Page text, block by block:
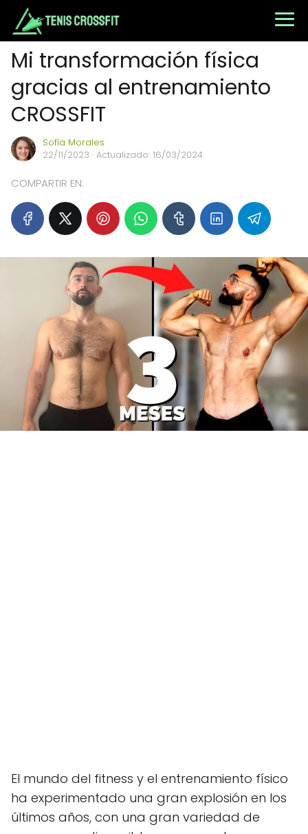
Mi transformación física
gracias al entrenamiento
CROSSFIT
Sofía Morales
22/11/2023 · Actualizado: 16/03/2024
COMPARTIR EN:
El mundo del fitness y el entrenamiento físico
ha experimentado una gran explosión en los
últimos años, con una gran variedad de